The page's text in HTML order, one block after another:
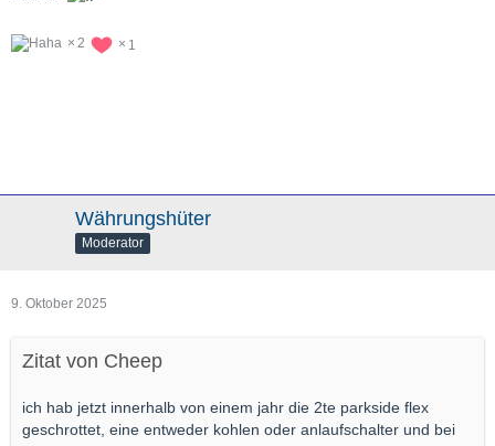
2 1
Währungshüter
Moderator
9. Oktober 2025
Zitat von Cheep
ich hab jetzt innerhalb von einem jahr die 2te parkside flex
geschrottet, eine entweder kohlen oder anlaufschalter und bei